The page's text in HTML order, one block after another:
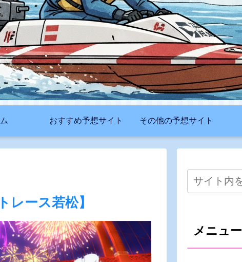
おすすめ予想サイト その他の予想サイト
レース若松】
メニュー